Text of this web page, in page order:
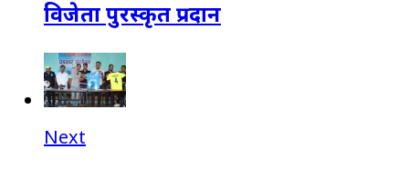
विजेता पुरस्कृत प्रदान
Next